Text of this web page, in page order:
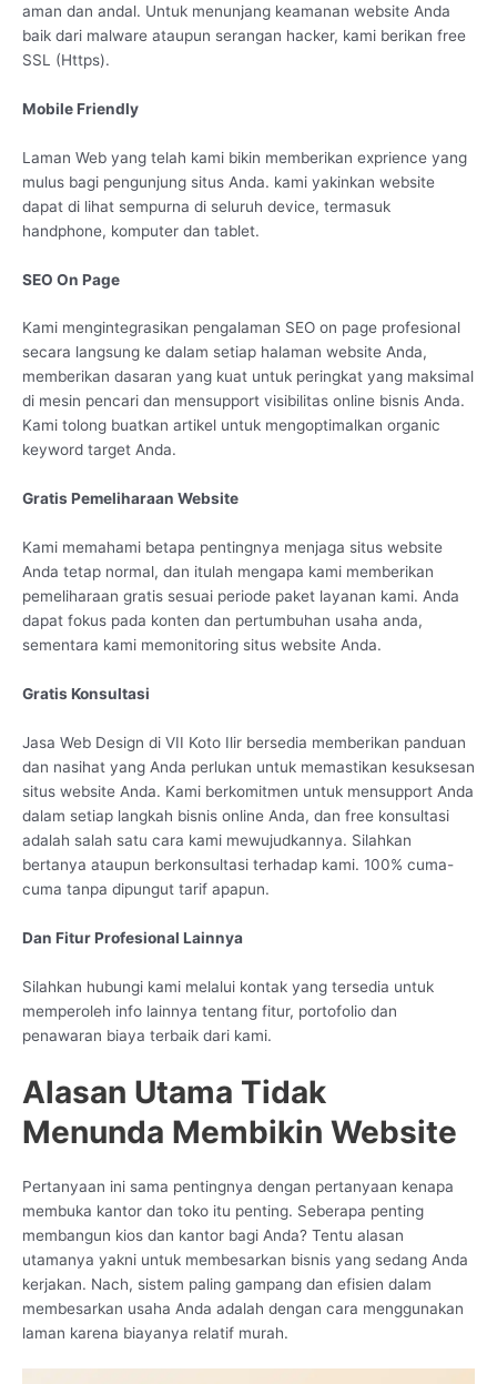
aman dan andal. Untuk menunjang keamanan website Anda
baik dari malware ataupun serangan hacker, kami berikan free
SSL (Https).
Mobile Friendly
Laman Web yang telah kami bikin memberikan exprience yang
mulus bagi pengunjung situs Anda. kami yakinkan website
dapat di lihat sempurna di seluruh device, termasuk
handphone, komputer dan tablet.
SEO On Page
Kami mengintegrasikan pengalaman SEO on page profesional
secara langsung ke dalam setiap halaman website Anda,
memberikan dasaran yang kuat untuk peringkat yang maksimal
di mesin pencari dan mensupport visibilitas online bisnis Anda.
Kami tolong buatkan artikel untuk mengoptimalkan organic
keyword target Anda.
Gratis Pemeliharaan Website
Kami memahami betapa pentingnya menjaga situs website
Anda tetap normal, dan itulah mengapa kami memberikan
pemeliharaan gratis sesuai periode paket layanan kami. Anda
dapat fokus pada konten dan pertumbuhan usaha anda,
sementara kami memonitoring situs website Anda.
Gratis Konsultasi
Jasa Web Design di VII Koto Ilir bersedia memberikan panduan
dan nasihat yang Anda perlukan untuk memastikan kesuksesan
situs website Anda. Kami berkomitmen untuk mensupport Anda
dalam setiap langkah bisnis online Anda, dan free konsultasi
adalah salah satu cara kami mewujudkannya. Silahkan
bertanya ataupun berkonsultasi terhadap kami. 100% cuma-
cuma tanpa dipungut tarif apapun.
Dan Fitur Profesional Lainnya
Silahkan hubungi kami melalui kontak yang tersedia untuk
memperoleh info lainnya tentang fitur, portofolio dan
penawaran biaya terbaik dari kami.
Alasan Utama Tidak
Menunda Membikin Website
Pertanyaan ini sama pentingnya dengan pertanyaan kenapa
membuka kantor dan toko itu penting. Seberapa penting
membangun kios dan kantor bagi Anda? Tentu alasan
utamanya yakni untuk membesarkan bisnis yang sedang Anda
kerjakan. Nach, sistem paling gampang dan efisien dalam
membesarkan usaha Anda adalah dengan cara menggunakan
laman karena biayanya relatif murah.